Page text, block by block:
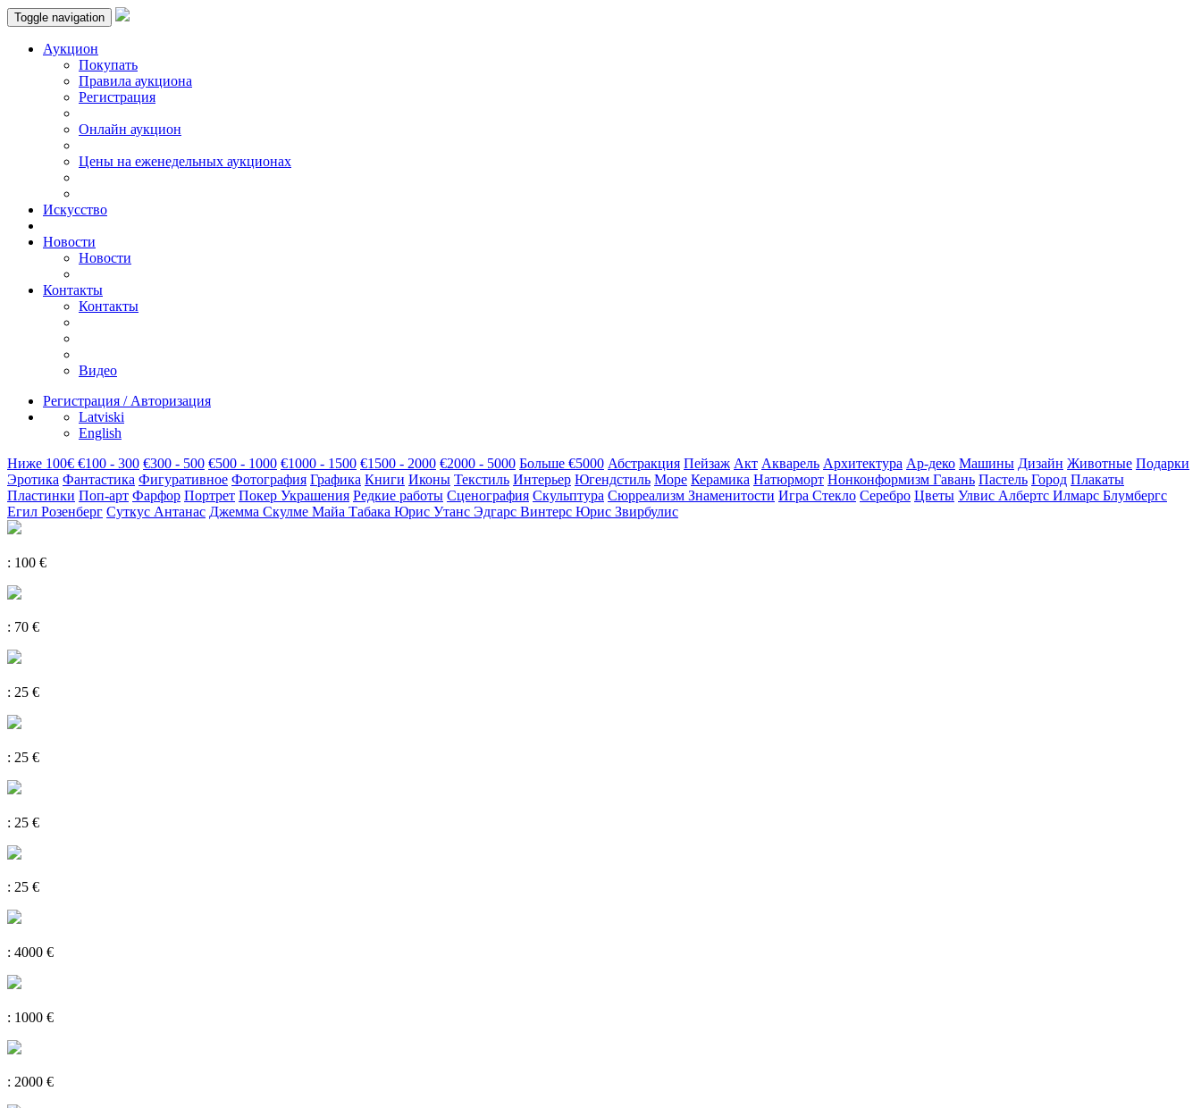
Toggle navigation
Аукцион
Пoкупать
Правила аукциона
Регистрация
Онлайн аукцион
Цены на еженедельных аукционах
Искусствo
Новости
Новости
Контакты
Контакты
Видео
Регистрация / Авторизация
Latviski
English
Hиже 100€ €100 - 300 €300 - 500 €500 - 1000 €1000 - 1500 €1500 - 2000 €2000 - 5000 Больше €5000 Абстракция Пейзаж Акт Акварель Архитектура Ар-деко Машины Дизайн Животные Подарки
Эротика Фантастика Фигуративное Фотография Графика Книги Иконы Текстиль Интерьер Югендстиль Море Керамика Натюрморт Нонконформизм Гавань Пастель Город Плакаты
Пластинки Поп-арт Фарфор Портрет Покер Украшения Редкие работы Сценография Скульптура Сюрреализм Знаменитости Игра Cтекло Серебро Цветы Улвис Албертс Илмарс Блумбергс
Егил Розенберг Суткус Антанас Джемма Скулме Майа Табака Юрис Утанс Эдгарс Винтерс Юрис Звирбулис
: 100 €
: 70 €
: 25 €
: 25 €
: 25 €
: 25 €
: 4000 €
: 1000 €
: 2000 €